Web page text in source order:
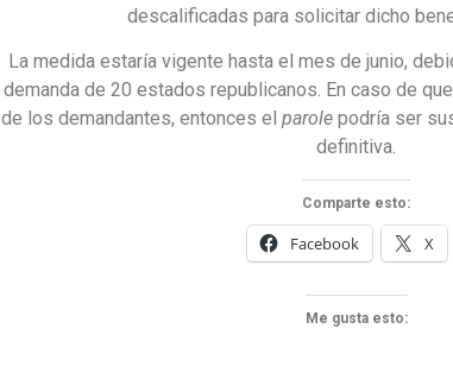
descalificadas para solicitar dicho
La medida estaría vigente hasta el mes de junio,
demanda de 20 estados republicanos. En caso de
de los demandantes, entonces el parole podría ser
definitiva.
Comparte esto:
Facebook X
Me gusta esto: